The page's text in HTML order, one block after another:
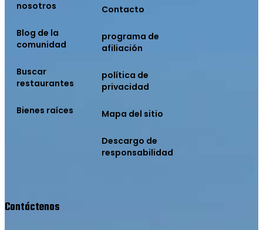
nosotros
Blog de la
comunidad
Buscar
restaurantes
Bienes raíces
Contacto
programa de
afiliación
política de
privacidad
Mapa del sitio
Descargo de
responsabilidad
Contáctenos